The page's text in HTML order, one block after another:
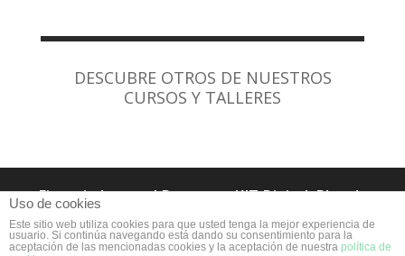
DESCUBRE OTROS DE NUESTROS
CURSOS Y TALLERES
Financiado por el Programa KIT Digital. Plan de
Recuperación, Transformación y Resiliencia de
España “Next Generation EU”
Uso de cookies
Este sitio web utiliza cookies para que usted tenga la mejor experiencia de
usuario. Si continúa navegando está dando su consentimiento para la
aceptación de las mencionadas cookies y la aceptación de nuestra política de